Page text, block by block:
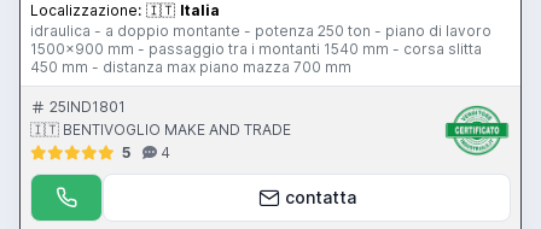
Localizzazione: 🇮🇹 Italia
idraulica - a doppio montante - potenza 250 ton - piano di lavoro
1500x900 mm - passaggio tra i montanti 1540 mm - corsa slitta
450 mm - distanza max piano mazza 700 mm
25IND1801
🇮🇹 BENTIVOGLIO MAKE AND TRADE
5
4
contatta